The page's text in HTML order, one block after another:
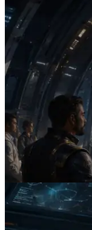
2026.07.04
ERPC
поддержкой
AI-агенты
требованию
Читать статью